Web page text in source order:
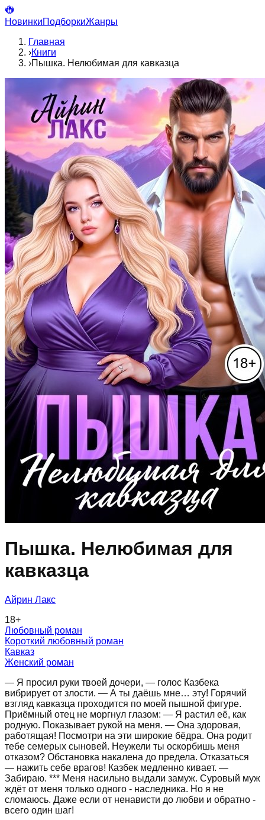
НовинкиПодборкиЖанры
Главная
›Книги
›Пышка. Нелюбимая для кавказца
Пышка. Нелюбимая для
кавказца
Айрин Лакс
18+
Любовный роман
Короткий любовный роман
Кавказ
Женский роман
— Я просил руки твоей дочери, — голос Казбека
вибрирует от злости. — А ты даёшь мне… эту! Горячий
взгляд кавказца проходится по моей пышной фигуре.
Приёмный отец не моргнул глазом: — Я растил её, как
родную. Показывает рукой на меня. — Она здоровая,
работящая! Посмотри на эти широкие бёдра. Она родит
тебе семерых сыновей. Неужели ты оскорбишь меня
отказом? Обстановка накалена до предела. Отказаться
— нажить себе врагов! Казбек медленно кивает. —
Забираю. *** Меня насильно выдали замуж. Суровый муж
ждёт от меня только одного - наследника. Но я не
сломаюсь. Даже если от ненависти до любви и обратно -
всего один шаг!